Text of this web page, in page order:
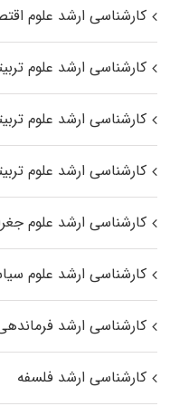
کارشناسی ارشد علوم
کارشناسی ارشد علوم
کارشناسی ارشد علوم
کارشناسی ارشد علوم
کارشناسی ارشد علوم
کارشناسی ارشد علوم
کارشناسی ارشد
کارشناسی ارشد فلسفه